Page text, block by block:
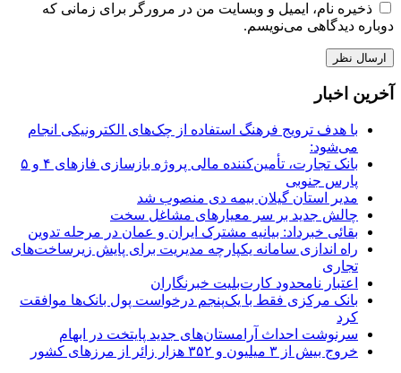
ذخیره نام، ایمیل و وبسایت من در مرورگر برای زمانی که
دوباره دیدگاهی می‌نویسم.
آخرین اخبار
با هدف ترویج فرهنگ استفاده از چک‌های الکترونیکی انجام
می‌شود:
بانک تجارت، تأمین‌کننده مالی پروژه بازسازی فازهای ۴ و ۵
پارس جنوبی
مدیر استان گیلان بیمه دی منصوب شد
چالش جدید بر سر معیارهای مشاغل سخت
بقائی خبرداد: بیانیه مشترک ایران و عمان در مرحله تدوین
راه اندازی سامانه یکپارچه مدیریت برای پایش زیرساخت‌های
تجاری
اعتبار نامحدود کارت‌بلیت خبرنگاران
بانک مرکزی فقط با یک‌‎پنجم درخواست پول بانک‌ها موافقت
کرد
سرنوشت احداث آرامستان‌های جدید پایتخت در ابهام
خروج بیش از ۳ میلیون و ۳۵۲ هزار زائر از مرزهای کشور